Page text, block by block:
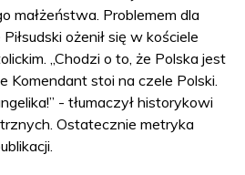
małżeństwa. Problemem dla
ożenił się w kościele
„Chodzi o to, że Polska jest
Komendant stoi na czele Polski.
- tłumaczył historykowi
Ostatecznie metryka